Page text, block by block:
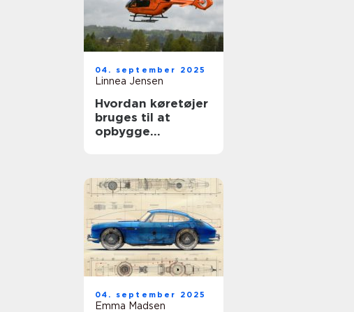
04. september 2025
Linnea Jensen
Hvordan køretøjer
bruges til at
opbygge
04. september 2025
Emma Madsen